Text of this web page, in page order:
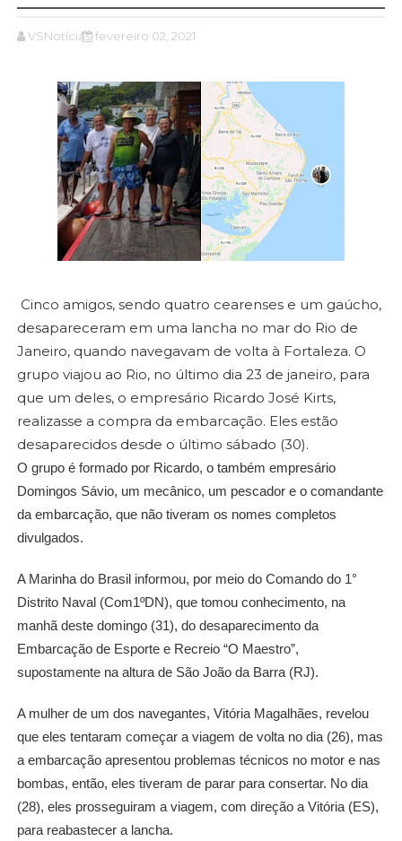
VSNotícias fevereiro 02, 2021
Cinco amigos, sendo quatro cearenses e um gaúcho,
desapareceram em uma lancha no mar do Rio de
Janeiro, quando navegavam de volta à Fortaleza. O
grupo viajou ao Rio, no último dia 23 de janeiro, para
que um deles, o empresário Ricardo José Kirts,
realizasse a compra da embarcação. Eles estão
desaparecidos desde o último sábado (30).
O grupo é formado por Ricardo, o também empresário
Domingos Sávio, um mecânico, um pescador e o comandante
da embarcação, que não tiveram os nomes completos
divulgados.
A Marinha do Brasil informou, por meio do Comando do 1°
Distrito Naval (Com1ºDN), que tomou conhecimento, na
manhã deste domingo (31), do desaparecimento da
Embarcação de Esporte e Recreio “O Maestro”,
supostamente na altura de São João da Barra (RJ).
A mulher de um dos navegantes, Vitória Magalhães, revelou
que eles tentaram começar a viagem de volta no dia (26), mas
a embarcação apresentou problemas técnicos no motor e nas
bombas, então, eles tiveram de parar para consertar. No dia
(28), eles prosseguiram a viagem, com direção a Vitória (ES),
para reabastecer a lancha.